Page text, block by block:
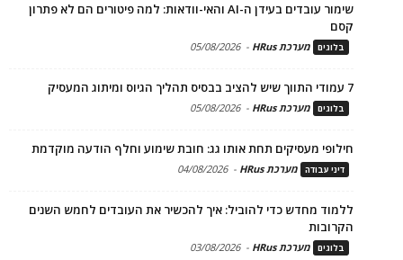
שימור עובדים בעידן ה-AI והאי-וודאות: למה פיטורים הם לא פתרון
קסם
בלוגים מערכת HRus -
05/08/2026
7 עמודי התווך שיש להציב בבסיס תהליך הגיוס ומיתוג המעסיק
בלוגים מערכת HRus -
05/08/2026
חילופי מעסיקים תחת אותו גג: חובת שימוע וחלף הודעה מוקדמת
דיני עבודה מערכת HRus -
04/08/2026
ללמוד מחדש כדי להוביל: איך להכשיר את העובדים לחמש השנים
הקרובות
בלוגים מערכת HRus -
03/08/2026